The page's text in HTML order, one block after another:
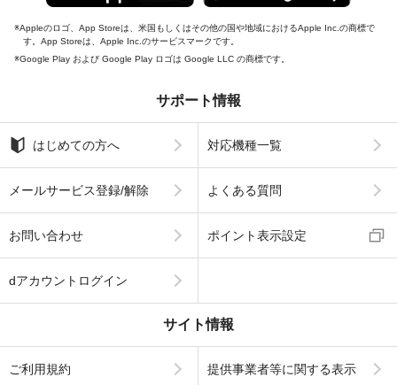
Appleのロゴ、App Storeは、米国もしくはその他の国や地域におけるApple Inc.の商標で
す。App Storeは、Apple Inc.のサービスマークです。
Google Play および Google Play ロゴは Google LLC の商標です。
サポート情報
はじめての方へ 対応機種一覧
メールサービス登録/解除 よくある質問
お問い合わせ ポイント表示設定
dアカウントログイン
サイト情報
ご利用規約 提供事業者等に関する表示